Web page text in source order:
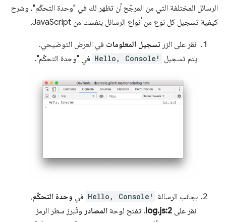
الرسائل المختلفة التي من المرجّح أن تظهر لك في "وحدة التحكّم"، وشرح
كيفية تسجيل كل نوع من أنواع الرسائل بنفسك من JavaScript.
انقر على الزر تسجيل المعلومات في العرض التوضيحي.
يتم تسجيل
Hello, Console! في "وحدة التحكّم".
بجانب الرسالة Hello, Console! في وحدة التحكّم،
انقر على log.js:2. تفتح لوحة المصادر وتُبرز سطر الرمز